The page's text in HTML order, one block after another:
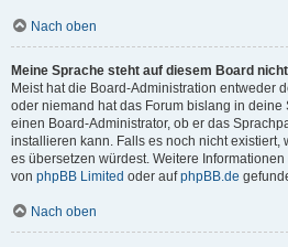
Nach oben
Meine Sprache steht auf diesem Board
Meist hat die Board-Administration entweder
oder niemand hat das Forum bislang in deine
einen Board-Administrator, ob er das
installieren kann. Falls es noch nicht existiert,
es übersetzen würdest. Weitere
von phpBB Limited oder aufphpBB.de
Nach oben